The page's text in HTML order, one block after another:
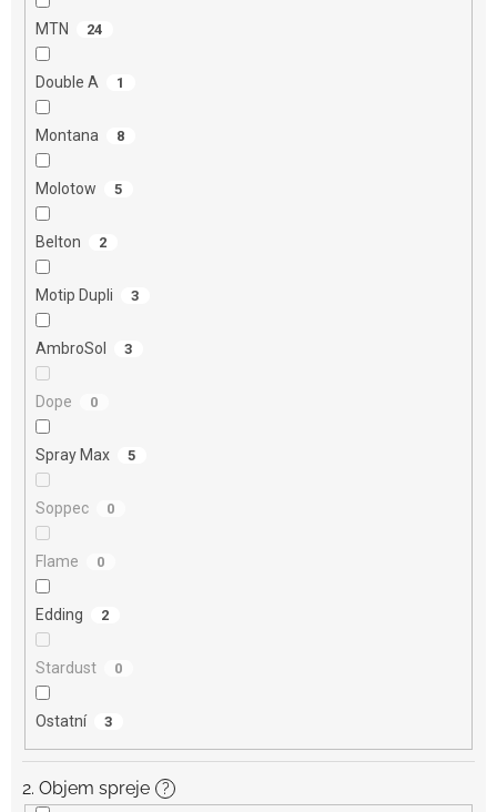
MTN 24
Double A 1
Montana 8
Molotow 5
Belton 2
Motip Dupli 3
AmbroSol 3
Dope 0
Spray Max 5
Soppec 0
Flame 0
Edding 2
Stardust 0
Ostatní 3
2. Objem spreje ?